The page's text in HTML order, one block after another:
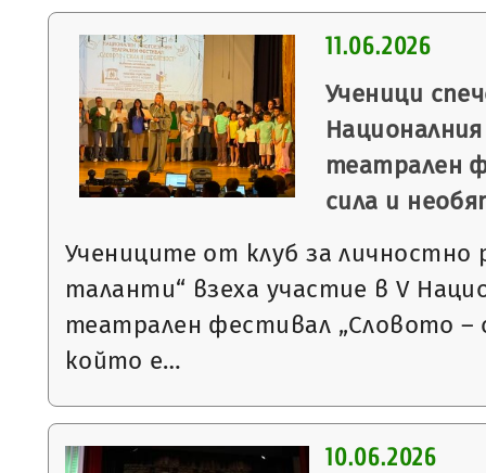
11.06.2026
Ученици
театрален
сила и
Учениците от клуб за личностно
таланти“ взеха участие в V
театрален фестивал „Словото –
който е…
10.06.2026